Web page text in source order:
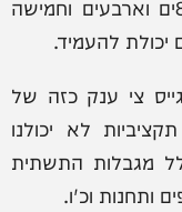
אנחנו צריכים שלושים אלף אוטובוס8ים וארבעים וחמישה
יכולת להעמיד.
צי ענק כזה של
לא יכולנו
מגבלות התשתית
ותחנות וכ'ו.